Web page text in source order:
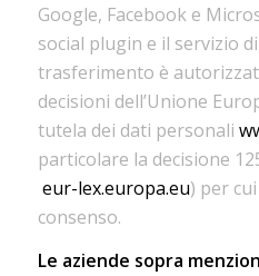
Google, Facebook e
social plugin e il servizio
trasferimento è
decisioni dell’Unione
tutela dei dati personali
particolare la decisione
eur-lex.europa.eu) per
consenso.
Le aziende sopra